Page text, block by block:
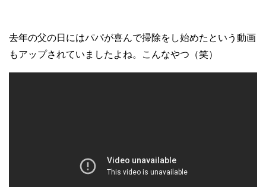
去年の父の日にはパパが喜んで掃除をし始めたという動画
もアップされていましたよね。こんなやつ（笑）